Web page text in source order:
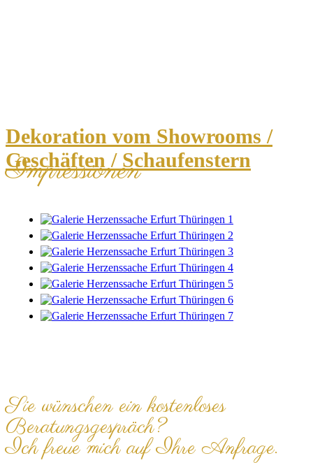
Dekoration vom Showrooms /
Geschäften / Schaufenstern
Impressionen
Sie wünschen ein kostenloses
Beratungsgespräch?
Ich freue mich auf Ihre Anfrage.